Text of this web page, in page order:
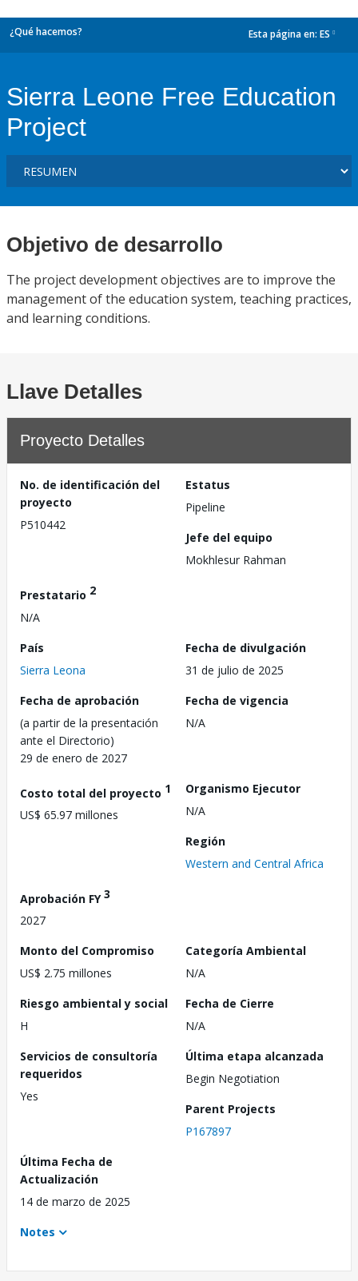
¿Qué hacemos? Esta página en: ES
Sierra Leone Free Education
Project
Objetivo de desarrollo
The project development objectives are to improve the
management of the education system, teaching practices,
and learning conditions.
Llave Detalles
Proyecto Detalles
No. de identificación del
proyecto
P510442
Estatus
Pipeline
Jefe del equipo
Mokhlesur Rahman
Prestatario 2
N/A
País
Sierra Leona
Fecha de divulgación
31 de julio de 2025
Fecha de aprobación
(a partir de la presentación
ante el Directorio)
29 de enero de 2027
Fecha de vigencia
N/A
Costo total del proyecto 1
US$ 65.97 millones
Organismo Ejecutor
N/A
Región
Western and Central Africa
Aprobación FY3
2027
Monto del Compromiso
US$ 2.75 millones
Categoría Ambiental
N/A
Riesgo ambiental y social
H
Fecha de Cierre
N/A
Servicios de consultoría
requeridos
Yes
Última etapa alcanzada
Begin Negotiation
Parent Projects
P167897
Última Fecha de
Actualización
14 de marzo de 2025
Notes